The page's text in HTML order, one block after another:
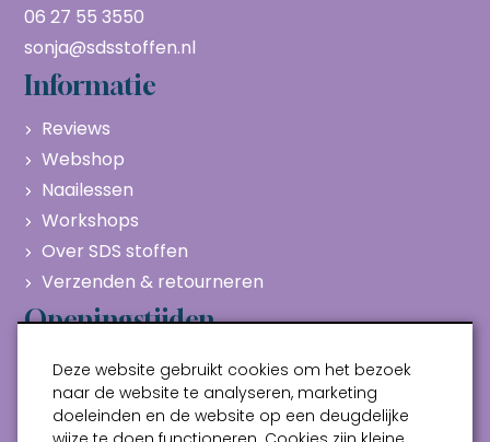
06 27 55 3550
sonja@sdsstoffen.nl
Informatie
Reviews
Webshop
Naailessen
Workshops
Over SDS stoffen
Verzenden & retourneren
Openingstijden
Maandag
Gesloten
Dinsdag
10:00 - 17:00
Woensdag
10:00 - 17:00
Deze website gebruikt cookies om het bezoek
naar de website te analyseren, marketing
doeleinden en de website op een deugdelijke